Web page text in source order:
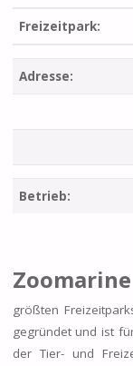
Freizeitpark:
Adresse:
Betrieb:
Zoomarine
größten
gegründet und ist
der Tier- und